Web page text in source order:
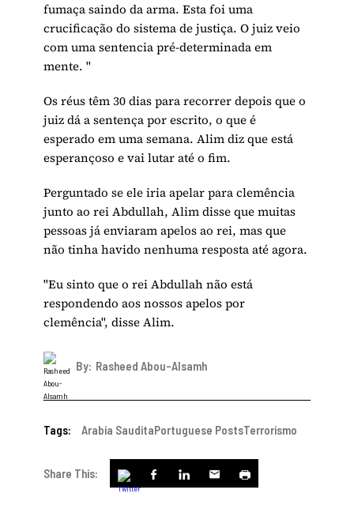
fumaça saindo da arma. Esta foi uma
crucificação do sistema de justiça. O juiz veio
com uma sentencia pré-determinada em
mente. "
Os réus têm 30 dias para recorrer depois que o
juiz dá a sentença por escrito, o que é
esperado em uma semana. Alim diz que está
esperançoso e vai lutar até o fim.
Perguntado se ele iria apelar para clemência
junto ao rei Abdullah, Alim disse que muitas
pessoas já enviaram apelos ao rei, mas que
não tinha havido nenhuma resposta até agora.
"Eu sinto que o rei Abdullah não está
respondendo aos nossos apelos por
clemência", disse Alim.
By: Rasheed Abou-Alsamh
Tags: Arabia SauditaPortuguese PostsTerrorismo
Share This: